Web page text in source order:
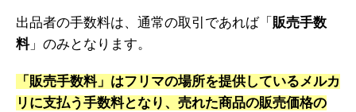
出品者の手数料は、通常の取引であれば「 販売手数
料」のみとなります。
「販売手数料」はフリマの場所を提供しているメルカ
リに支払う手数料となり、売れた商品の販売価格の